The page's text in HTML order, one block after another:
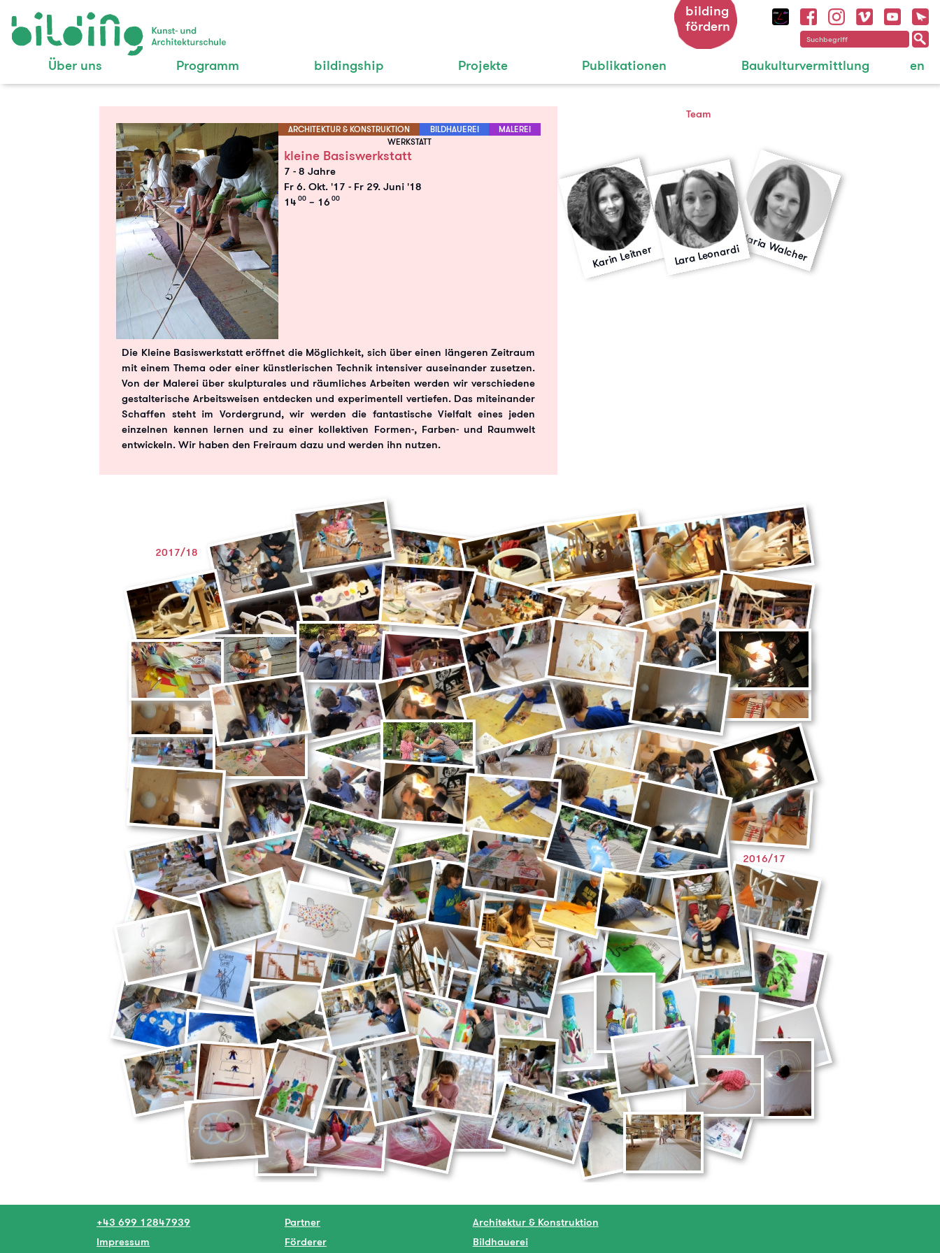
Über uns Programm bildingship Projekte Publikationen Baukulturvermittlung en
bilding
fördern
ARCHITEKTUR & KONSTRUKTION BILDHAUEREI
MALEREI
WERKSTATT
kleine Basiswerkstatt
7 - 8 Jahre
Fr 6. Okt. '17 - Fr 29. Juni '18
14 00 – 16 00
Die Kleine Basiswerkstatt eröffnet die Möglichkeit, sich über einen längeren Zeitraum
mit einem Thema oder einer künstlerischen Technik intensiver auseinander zusetzen.
Von der Malerei über skulpturales und räumliches Arbeiten werden wir verschiedene
gestalterische Arbeitsweisen entdecken und experimentell vertiefen. Das miteinander
Schaffen steht im Vordergrund, wir werden die fantastische Vielfalt eines jeden
einzelnen kennen lernen und zu einer kollektiven Formen-, Farben- und Raumwelt
entwickeln. Wir haben den Freiraum dazu und werden ihn nutzen.
Team
Karin Leitner Lara LeonardiMaria Walcher
2017/18
2016/17
+43 699 12847939
Impressum
Partner
Förderer
Architektur & Konstruktion
Bildhauerei